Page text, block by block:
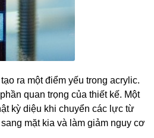
ra một điểm yếu trong acrylic.
quan trọng của thiết kế. Một
kỳ diệu khi chuyển các lực từ
mặt kia và làm giảm nguy cơ